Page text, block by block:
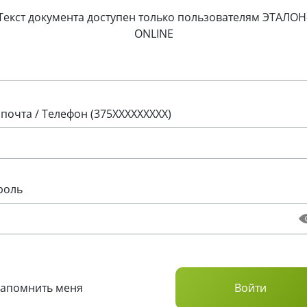
документа доступен только пользователям
ONLINE
/ Телефон (375XXXXXXXXX)
меня